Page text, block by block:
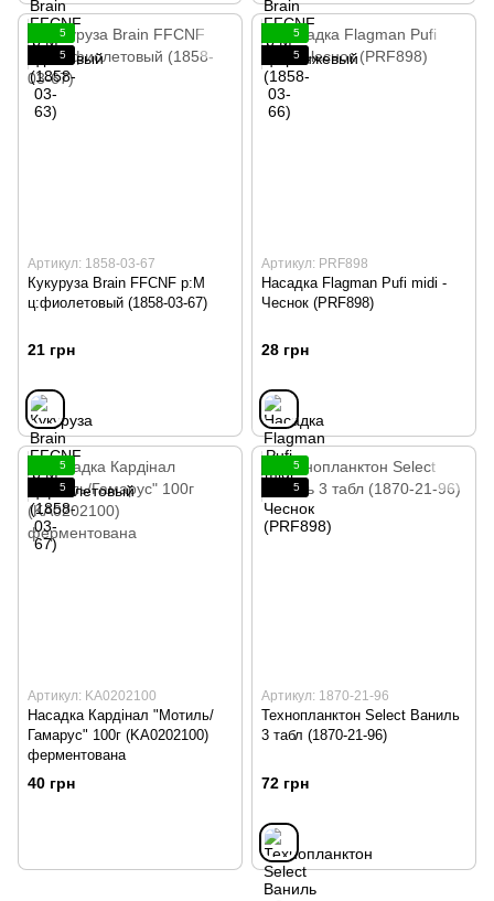
5
5
Артикул: 1858-03-67
Кукуруза Brain FFCNF р:M
ц:фиолетовый (1858-03-67)
21 грн
5
5
Артикул: PRF898
Насадка Flagman Pufi midi -
Чеснок (PRF898)
28 грн
5
5
Артикул: KA0202100
Насадка Кардінал "Мотиль/
Гамарус" 100г (KA0202100)
ферментована
40 грн
5
5
Артикул: 1870-21-96
Технопланктон Select Ваниль
3 табл (1870-21-96)
72 грн